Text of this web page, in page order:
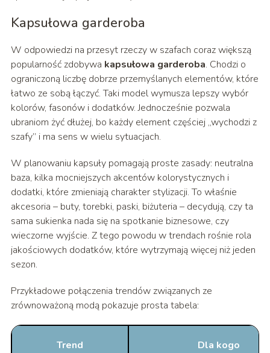
Kapsułowa garderoba
W odpowiedzi na przesyt rzeczy w szafach coraz większą
popularność zdobywa kapsułowa garderoba. Chodzi o
ograniczoną liczbę dobrze przemyślanych elementów, które
łatwo ze sobą łączyć. Taki model wymusza lepszy wybór
kolorów, fasonów i dodatków. Jednocześnie pozwala
ubraniom żyć dłużej, bo każdy element częściej „wychodzi z
szafy” i ma sens w wielu sytuacjach.
W planowaniu kapsuły pomagają proste zasady: neutralna
baza, kilka mocniejszych akcentów kolorystycznych i
dodatki, które zmieniają charakter stylizacji. To właśnie
akcesoria – buty, torebki, paski, biżuteria – decydują, czy ta
sama sukienka nada się na spotkanie biznesowe, czy
wieczorne wyjście. Z tego powodu w trendach rośnie rola
jakościowych dodatków, które wytrzymają więcej niż jeden
sezon.
Przykładowe połączenia trendów związanych ze
zrównoważoną modą pokazuje prosta tabela:
Trend Dla kogo